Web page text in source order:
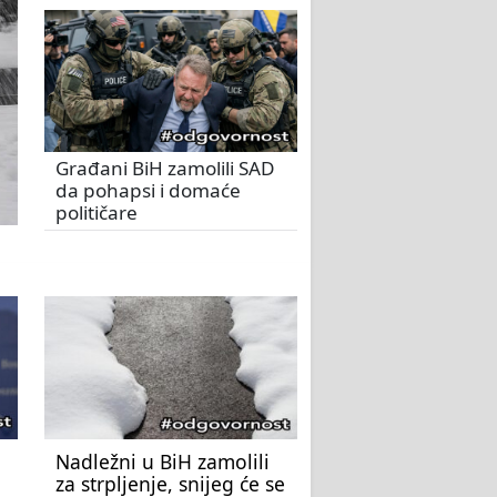
Građani BiH zamolili SAD
da pohapsi i domaće
političare
Nadležni u BiH zamolili
za strpljenje, snijeg će se